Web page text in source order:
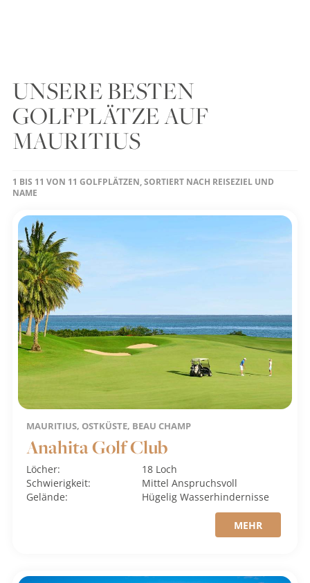
UNSERE BESTEN
GOLFPLÄTZE AUF
MAURITIUS
1 BIS 11 VON 11 GOLFPLÄTZEN, SORTIERT NACH REISEZIEL UND
NAME
MAURITIUS, OSTKÜSTE, BEAU CHAMP
Anahita Golf Club
Löcher:
18 Loch
Schwierigkeit:
MittelAnspruchsvoll
Gelände:
HügeligWasserhindernisse
MEHR